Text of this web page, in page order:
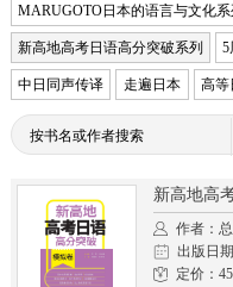
MARUGOTO日本的语言与文化系
新高地高考日语高分突破系列 5
中日同声传译 走遍日本 高等
新高地高
作者：
出版日
定价：